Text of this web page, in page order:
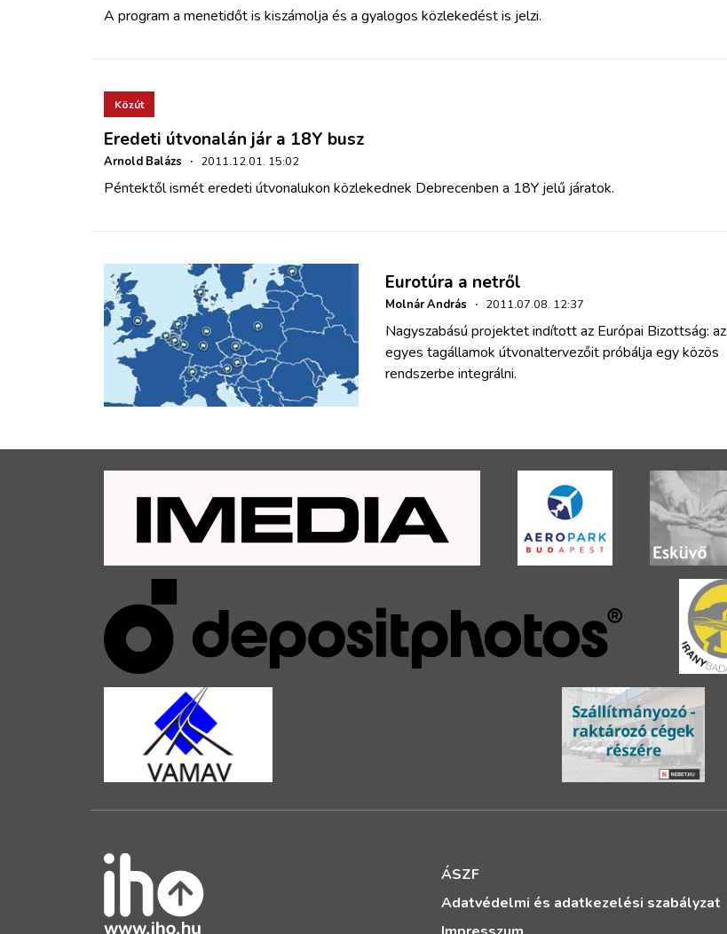
A program a menetidőt is kiszámolja és a gyalogos közlekedést is jelzi.
Közút
Eredeti útvonalán jár a 18Y busz
Arnold Balázs · 2011.12.01. 15:02
Péntektől ismét eredeti útvonalukon közlekednek Debrecenben a 18Y jelű járatok.
Eurotúra a netről
Molnár András · 2011.07.08. 12:37
Nagyszabású projektet indított az Európai Bizottság: az
egyes tagállamok útvonaltervezőit próbálja egy közös
rendszerbe integrálni.
ÁSZF
Adatvédelmi és adatkezelési szabályzat